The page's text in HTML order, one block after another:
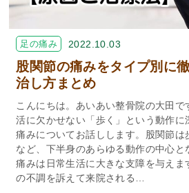
足の痛み 2022.10.03
股関節の痛みをタイプ別に
治し方まとめ
こんにちは。あいあい整骨院の大田で
活に欠かせない「歩く」という動作に
痛みについてお話しします。股関節は
など、下半身のあらゆる動作の中心
痛みは日常生活に大きな支障を与えま
の不調を訴えて来院される…